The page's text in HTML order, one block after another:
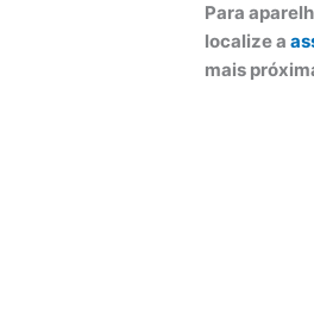
Para
localize a
mais